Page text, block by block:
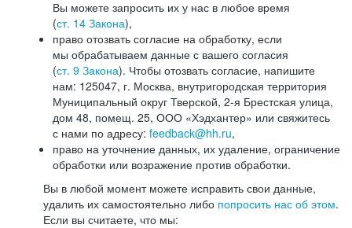
Вы можете запросить их у нас в любое время
(ст. 14 Закона),
право отозвать согласие на обработку, если
мы обрабатываем данные с вашего согласия
(ст. 9 Закона). Чтобы отозвать согласие, напишите
нам: 125047, г. Москва, внутригородская территория
Муниципальный округ Тверской, 2-я Брестская улица,
дом 48, помещ. 25, ООО «Хэдхантер» или свяжитесь
с нами по адресу: feedback@hh.ru,
право на уточнение данных, их удаление, ограничение
обработки или возражение против обработки.
Вы в любой момент можете исправить свои данные,
удалить их самостоятельно либо попросить нас об этом.
Если вы считаете, что мы: